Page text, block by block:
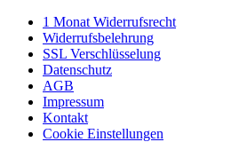
1 Monat Widerrufsrecht
Widerrufsbelehrung
SSL Verschlüsselung
Datenschutz
AGB
Impressum
Kontakt
Cookie Einstellungen